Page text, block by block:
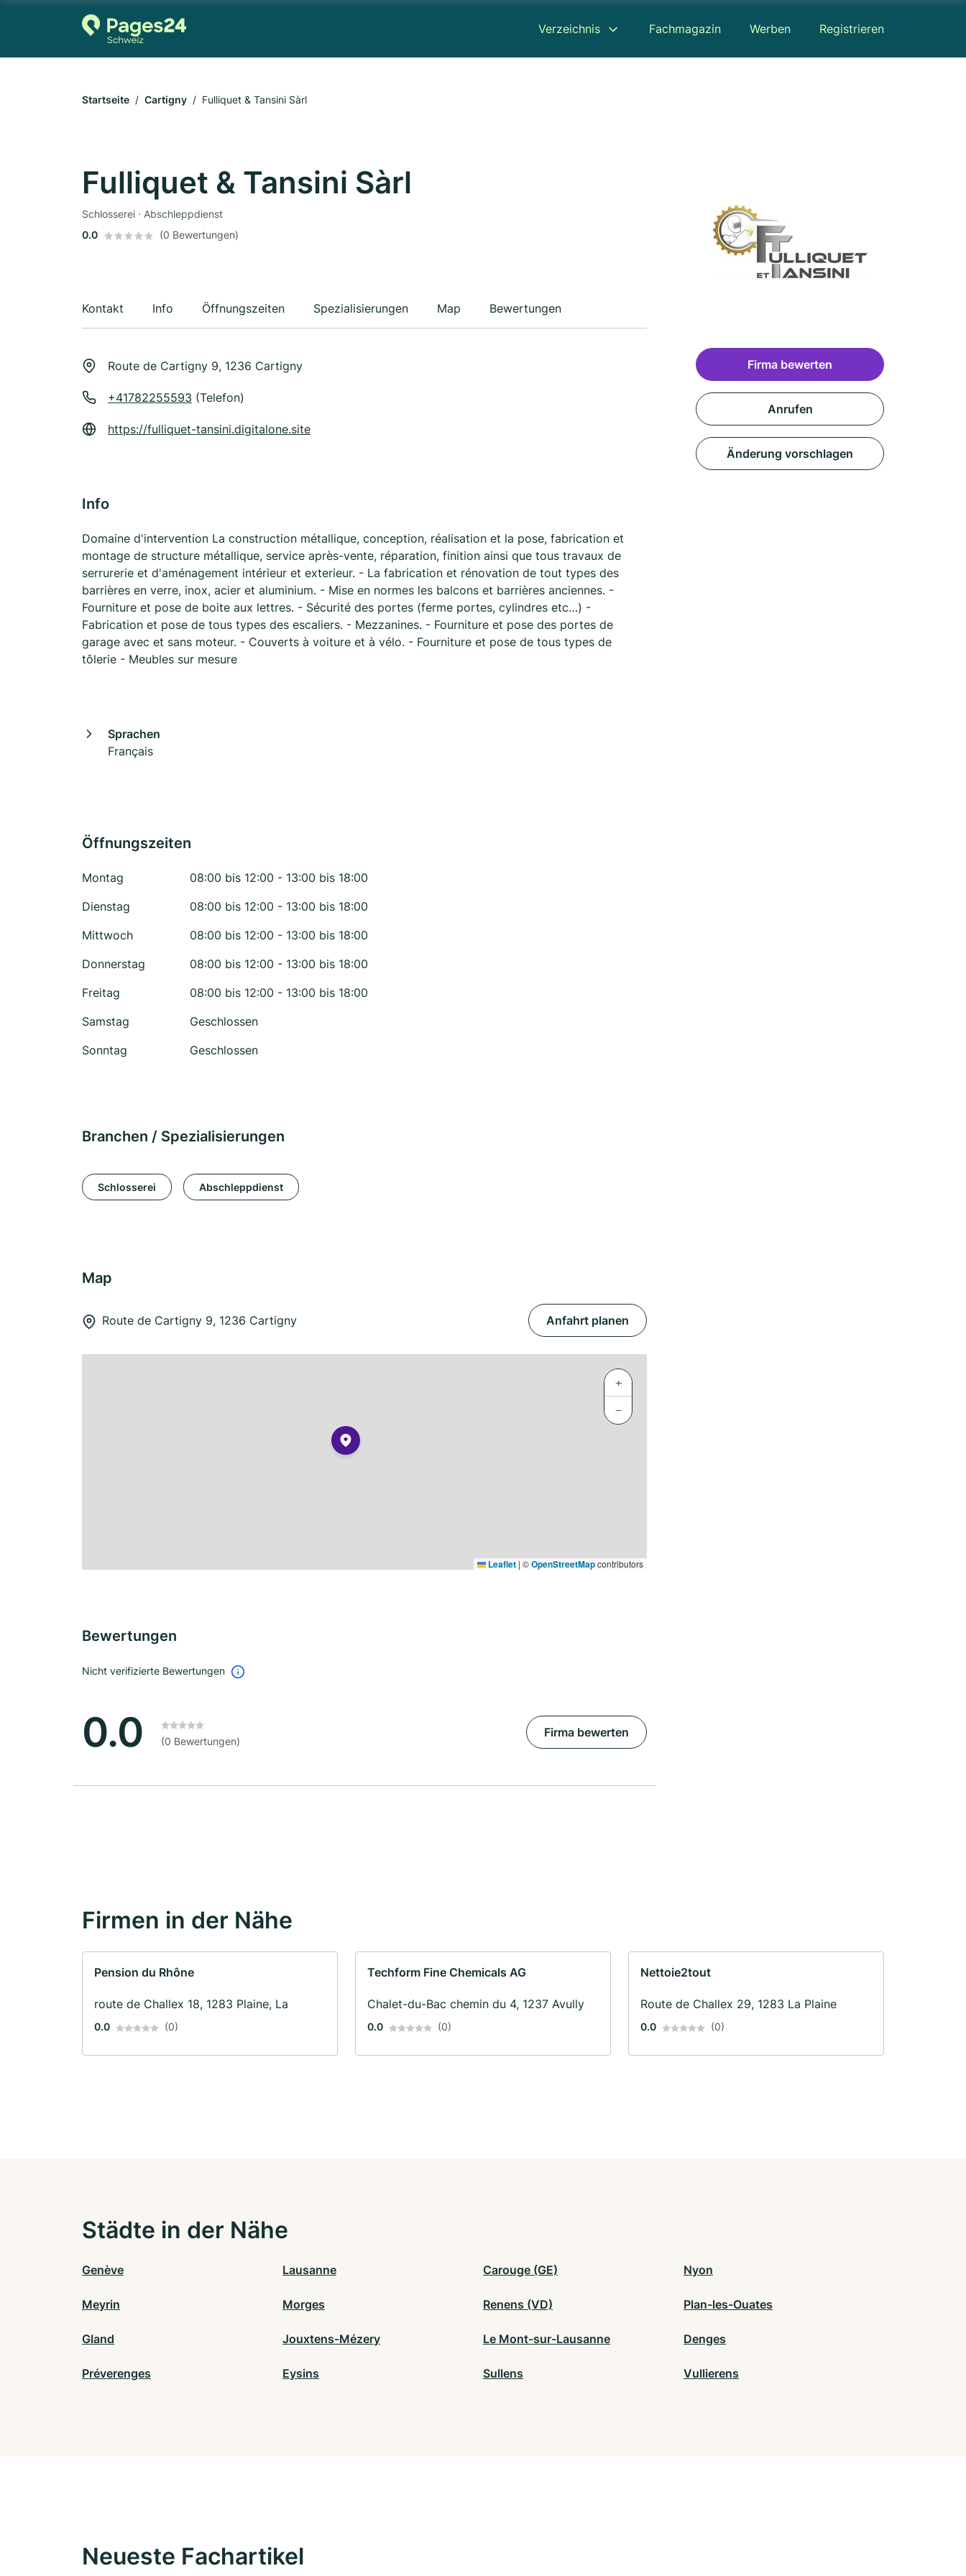
Verzeichnis Fachmagazin Werben Registrieren
Startseite Cartigny Fulliquet & Tansini Sàrl
Fulliquet & Tansini Sàrl
Schlosserei · Abschleppdienst
0.0
(0 Bewertungen)
Kontakt Info Öffnungszeiten Spezialisierungen Map Bewertungen
Route de Cartigny 9, 1236 Cartigny
+41782255593 (Telefon)
https://fulliquet-tansini.digitalone.site
Info
Domaine d'intervention La construction métallique, conception, réalisation et la pose, fabrication et
montage de structure métallique, service après-vente, réparation, finition ainsi que tous travaux de
serrurerie et d'aménagement intérieur et exterieur. - La fabrication et rénovation de tout types des
barrières en verre, inox, acier et aluminium. - Mise en normes les balcons et barrières anciennes. -
Fourniture et pose de boite aux lettres. - Sécurité des portes (ferme portes, cylindres etc…) -
Fabrication et pose de tous types des escaliers. - Mezzanines. - Fourniture et pose des portes de
garage avec et sans moteur. - Couverts à voiture et à vélo. - Fourniture et pose de tous types de
tôlerie - Meubles sur mesure
Sprachen
Français
Öffnungszeiten
Montag
08:00 bis 12:00 - 13:00 bis 18:00
Dienstag
08:00 bis 12:00 - 13:00 bis 18:00
Mittwoch
08:00 bis 12:00 - 13:00 bis 18:00
Donnerstag
08:00 bis 12:00 - 13:00 bis 18:00
Freitag
08:00 bis 12:00 - 13:00 bis 18:00
Samstag
Geschlossen
Sonntag
Geschlossen
Branchen / Spezialisierungen
Schlosserei Abschleppdienst
Map
Route de Cartigny 9, 1236 Cartigny Anfahrt planen
+
−
Leaflet | ©OpenStreetMapcontributors
Bewertungen
Nicht verifizierte Bewertungen
0.0 (0 Bewertungen)
Firma bewerten
Firma bewerten
Anrufen
Änderung vorschlagen
Firmen in der Nähe
Pension du Rhône
route de Challex 18, 1283 Plaine, La
0.0 (0)
Techform Fine Chemicals AG
Chalet-du-Bac chemin du 4, 1237 Avully
0.0 (0)
Nettoie2tout
Route de Challex 29, 1283 La Plaine
0.0 (0)
Städte in der Nähe
Genève Lausanne Carouge (GE) Nyon
Meyrin Morges Renens (VD) Plan-les-Ouates
Gland Jouxtens-Mézery Le Mont-sur-Lausanne Denges
Préverenges Eysins Sullens Vullierens
Neueste Fachartikel